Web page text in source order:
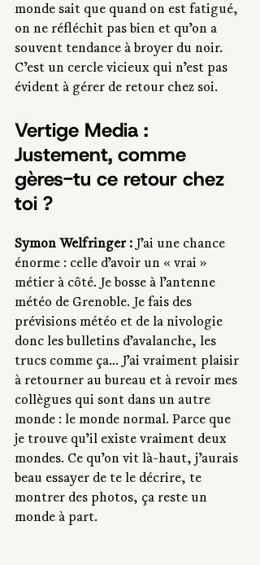
monde sait que quand on est fatigué,
on ne réfléchit pas bien et qu’on a
souvent tendance à broyer du noir.
C’est un cercle vicieux qui n’est pas
évident à gérer de retour chez soi.
Vertige Media :
Justement, comme
gères-tu ce retour chez
toi ?
Symon Welfringer : J’ai une chance
énorme : celle d’avoir un « vrai »
métier à côté. Je bosse à l’antenne
météo de Grenoble. Je fais des
prévisions météo et de la nivologie
donc les bulletins d’avalanche, les
trucs comme ça… J’ai vraiment plaisir
à retourner au bureau et à revoir mes
collègues qui sont dans un autre
monde : le monde normal. Parce que
je trouve qu’il existe vraiment deux
mondes. Ce qu’on vit là-haut, j’aurais
beau essayer de te le décrire, te
montrer des photos, ça reste un
monde à part.